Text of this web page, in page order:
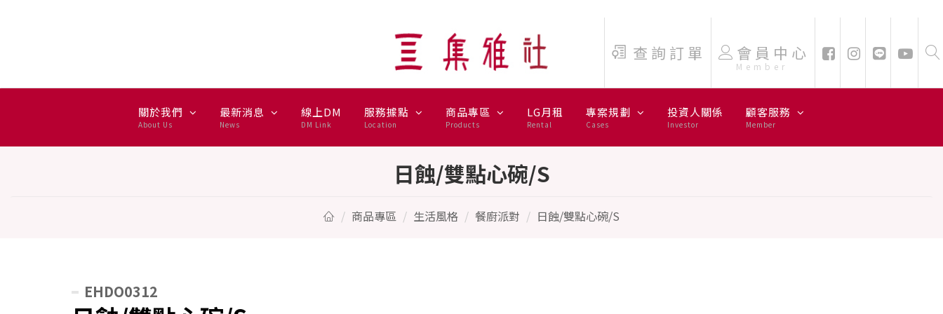
查詢訂單 會員中心
Member
關於我們
About Us
最新消息
News
線上DM
DM Link
服務據點
Location
商品專區
Products
LG月租
Rental
專案規劃
Cases
投資人關係
Investor
顧客服務
Member
日蝕/雙點心碗/S
商品專區 生活風格 餐廚派對 日蝕/雙點心碗/S
EHDO0312